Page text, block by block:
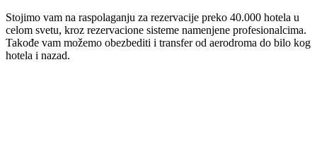
Stojimo vam na raspolaganju za rezervacije preko 40.000 hotela u
celom svetu, kroz rezervacione sisteme namenjene profesionalcima.
Takođe vam možemo obezbediti i transfer od aerodroma do bilo kog
hotela i nazad.